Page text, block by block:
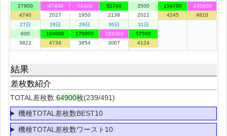
27800
4740
-47400
2027
-55400
1950
52700
2138
3500
2021
159700
4245
-135600
4810
27日
600
3822
28日
164000
4734
29日
170000
3854
30日
-104300
3007
31日
57500
4124
結果
差枚数紹介
TOTAL差枚数:64900枚(239/491)
機種TOTAL差枚数BEST10
機種TOTAL差枚数ワースト10